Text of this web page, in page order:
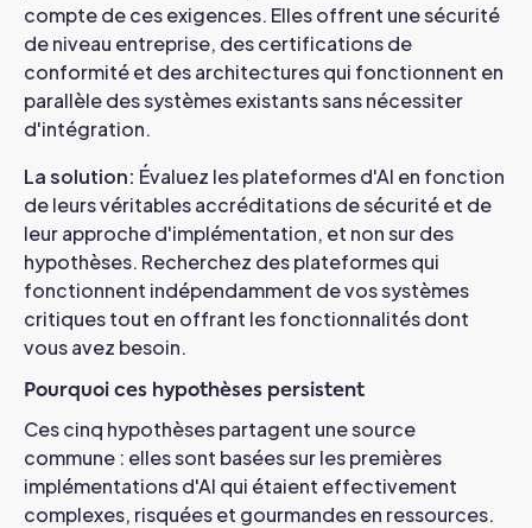
compte de ces exigences. Elles offrent une sécurité
de niveau entreprise, des certifications de
conformité et des architectures qui fonctionnent en
parallèle des systèmes existants sans nécessiter
d'intégration.
La solution: Évaluez les plateformes d'AI en fonction
de leurs véritables accréditations de sécurité et de
leur approche d'implémentation, et non sur des
hypothèses. Recherchez des plateformes qui
fonctionnent indépendamment de vos systèmes
critiques tout en offrant les fonctionnalités dont
vous avez besoin.
Pourquoi ces hypothèses persistent
Ces cinq hypothèses partagent une source
commune : elles sont basées sur les premières
implémentations d'AI qui étaient effectivement
complexes, risquées et gourmandes en ressources.